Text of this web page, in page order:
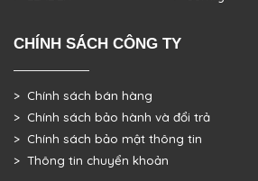
CHÍNH SÁCH CÔNG TY
> Chính sách bán hàng
> Chính sách bảo hành và đổi trả
> Chính sách bảo mật thông tin
> Thông tin chuyển khoản